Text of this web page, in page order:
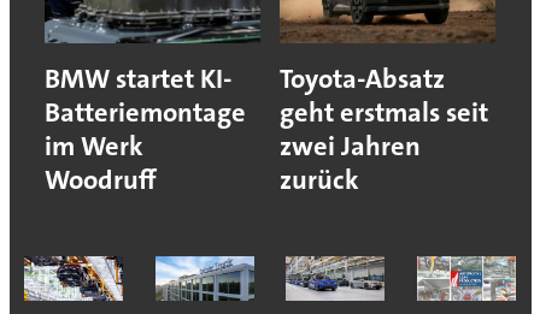
BMW startet KI-
Batteriemontage
im Werk
Woodruff
Toyota-Absatz
geht erstmals seit
zwei Jahren
zurück